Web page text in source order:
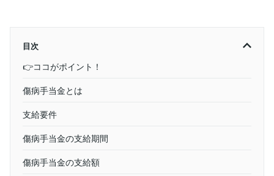
目次
👉ココがポイント！
傷病手当金とは
支給要件
傷病手当金の支給期間
傷病手当金の支給額